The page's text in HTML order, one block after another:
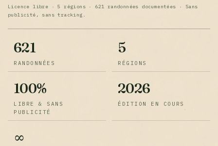
Licence libre · 5 régions · 621 randonnées documentées · Sans
publicité, sans tracking.
621
RANDONNÉES
5
RÉGIONS
100%
LIBRE & SANS
PUBLICITÉ
2026
ÉDITION EN COURS
∞